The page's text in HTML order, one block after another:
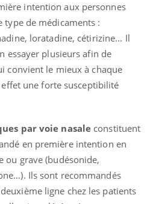
intention aux personnes
de médicaments :
loratadine, cétirizine... Il
essayer plusieurs afin de
convient le mieux à chaque
une forte susceptibilité
par voie nasale constituent
en première intention en
ou grave (budésonide,
Ils sont recommandés
ligne chez les patients